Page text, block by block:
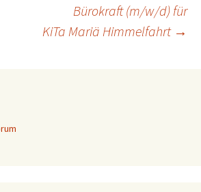
Bürokraft (m/w/d) für
KiTa Mariä Himmelfahrt →